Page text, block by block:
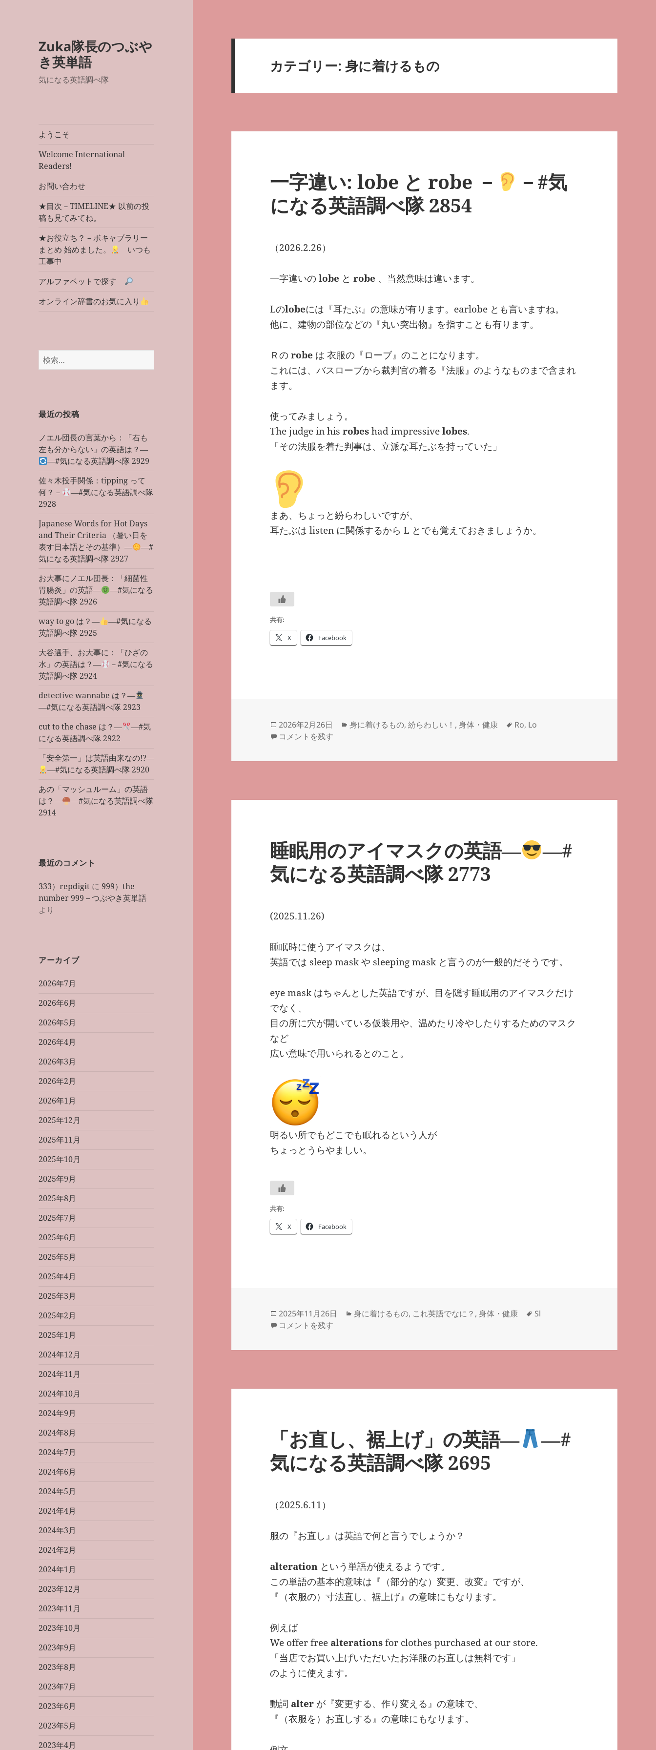
Zuka隊長のつぶや
き英単語
気になる英語調べ隊
ようこそ
Welcome International
Readers!
お問い合わせ
★目次－TIMELINE★ 以前の投
稿も見てみてね。
★お役立ち？－ボキャブラリー
まとめ 始めました。
いつも
工事中
アルファベットで探す
オンライン辞書のお気に入り
検
索:
最近の投稿
ノエル団長の言葉から：「右も
左も分からない」の英語は？―
―#気になる英語調べ隊 2929
佐々木投手関係：tipping って
何？－
―#気になる英語調べ隊
2928
Japanese Words for Hot Days
and Their Criteria （暑い日を
表す日本語とその基準）―
―#
気になる英語調べ隊 2927
お大事にノエル団長：「細菌性
胃腸炎」の英語―
―#気になる
英語調べ隊 2926
way to go は？―
―#気になる
英語調べ隊 2925
大谷選手、お大事に：「ひざの
水」の英語は？―
－#気になる
英語調べ隊 2924
detective wannabe は？―
―#気になる英語調べ隊 2923
cut to the chase は？―
―#気
になる英語調べ隊 2922
「安全第一」は英語由来なの!?―
―#気になる英語調べ隊 2920
あの「マッシュルーム」の英語
は？―
―#気になる英語調べ隊
2914
最近のコメント
333）repdigit に999）the
number 999 – つぶやき英単語
より
アーカイブ
2026年7月
2026年6月
2026年5月
2026年4月
2026年3月
2026年2月
2026年1月
2025年12月
2025年11月
2025年10月
2025年9月
2025年8月
2025年7月
2025年6月
2025年5月
2025年4月
2025年3月
2025年2月
2025年1月
2024年12月
2024年11月
2024年10月
2024年9月
2024年8月
2024年7月
2024年6月
2024年5月
2024年4月
2024年3月
2024年2月
2024年1月
2023年12月
2023年11月
2023年10月
2023年9月
2023年8月
2023年7月
2023年6月
2023年5月
2023年4月
カテゴリー:身に着けるもの
一字違い: lobe と robe －
－#気
になる英語調べ隊 2854
（2026.2.26）
一字違いのlobe とrobe 、当然意味は違います。
Lのlobeには『耳たぶ』の意味が有ります。earlobe とも言いますね。
他に、建物の部位などの『丸い突出物』を指すことも有ります。
Ｒのrobe は 衣服の『ローブ』のことになります。
これには、バスローブから裁判官の着る『法服』のようなものまで含まれ
ます。
使ってみましょう。
The judge in hisrobeshad impressivelobes.
「その法服を着た判事は、立派な耳たぶを持っていた」
まあ、ちょっと紛らわしいですが、
耳たぶは listen に関係するから L とでも覚えておきましょうか。
共有:
X Facebook
投
稿
2026年2月26日
カ
リ
身に着けるもの,紛らわしい！ ,身体・健康
タ
Ro, Lo
一字違い: lobe と robe －
コメントを残す
睡眠用のアイマスクの英語―
―#
気になる英語調べ隊 2773
(2025.11.26)
睡眠時に使うアイマスクは、
英語では sleep mask や sleeping mask と言うのが一般的だそうです。
eye mask はちゃんとした英語ですが、目を隠す睡眠用のアイマスクだけ
でなく、
目の所に穴が開いている仮装用や、温めたり冷やしたりするためのマスク
など
広い意味で用いられるとのこと。
明るい所でもどこでも眠れるという人が
ちょっとうらやましい。
共有:
X Facebook
投
稿
2025年11月26日
カ
リ
身に着けるもの, これ英語でなに？ ,身体・健康
タ
Sl
睡眠用のアイマスクの英語―
コメントを残す
「お直し、裾上げ」の英語―
―#
気になる英語調べ隊 2695
（2025.6.11）
服の『お直し』は英語で何と言うでしょうか？
alteration という単語が使えるようです。
この単語の基本的意味は『（部分的な）変更、改変』ですが、
『（衣服の）寸法直し、裾上げ』の意味にもなります。
例えば
We offer free alterationsfor clothes purchased at our store.
「当店でお買い上げいただいたお洋服のお直しは無料です」
のように使えます。
動詞 alter が『変更する、作り変える』の意味で、
『（衣服を）お直しする』の意味にもなります。